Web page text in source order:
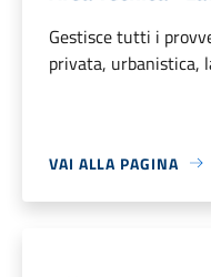
Gestisce tutti i
privata, urbanistica,
VAI ALLA PAGINA